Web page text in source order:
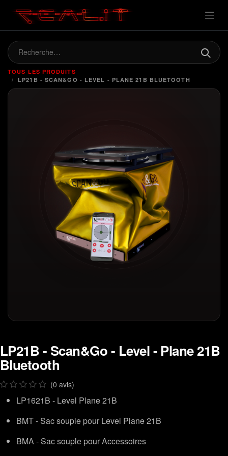
TOUS LES PRODUITS
LP21B - SCAN&GO - LEVEL - PLANE 21B BLUETOOTH
LP21B - Scan&Go - Level - Plane 21B
Bluetooth
(0 avis)
LP1621B - Level Plane 21B
BMT - Sac souple pour Level Plane 21B
BMA - Sac souple pour Accessoires